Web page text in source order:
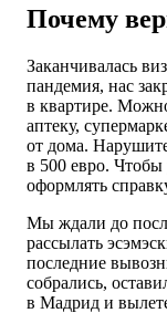
Почему
Заканчивалась
пандемия, нас
в квартире.
аптеку,
от дома.
в 500 евро.
оформлять
Мы ждали до
рассылать
последние
собрались,
в Мадрид и